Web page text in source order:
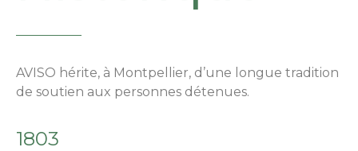
AVISO hérite, à Montpellier, d’une longue tradition
de soutien aux personnes détenues.
1803